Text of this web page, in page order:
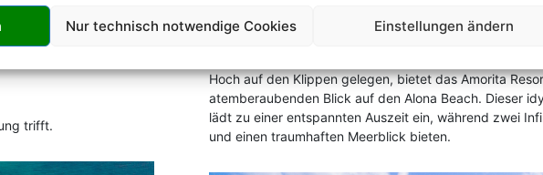
Nur technisch notwendige Cookies Einstellungen ändern
trifft.
Amorita Resort, Bohol
Hoch auf den Klippen gelegen, bietet das Amorita
atemberaubenden Blick auf den Alona Beach. Dieser
lädt zu einer entspannten Auszeit ein, während zwei
und einen traumhaften Meerblick bieten.